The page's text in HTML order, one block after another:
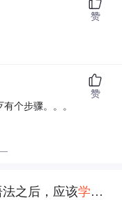
赞
个步骤。。。
赞
之后，应该学什么